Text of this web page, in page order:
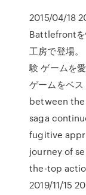
2015/04/18
Battlefrontを
工房で登場
験 ゲームを
ゲームをベ
between
saga
fugitive
journey of
the-top
2019/11/15